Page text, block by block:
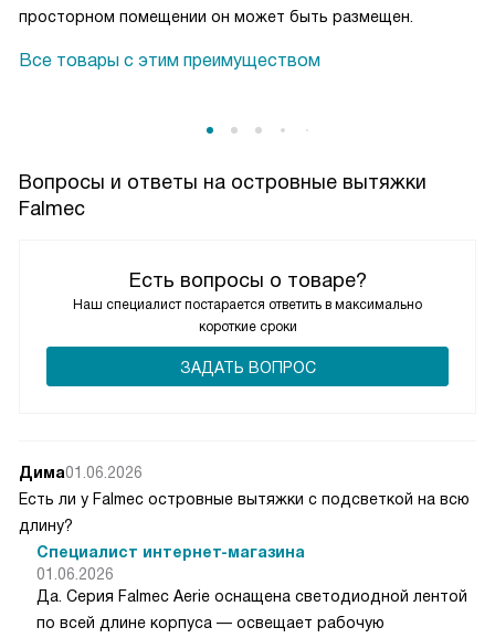
просторном помещении он может быть размещен.
Все товары с этим преимуществом
Вопросы и ответы на островные вытяжки
Falmec
Есть вопросы о товаре?
Наш специалист постарается ответить в максимально
короткие сроки
ЗАДАТЬ ВОПРОС
Дима01.06.2026
Есть ли у Falmec островные вытяжки с подсветкой на всю
длину?
Специалист интернет-магазина
01.06.2026
Да. Серия Falmec Aerie оснащена светодиодной лентой
по всей длине корпуса — освещает рабочую